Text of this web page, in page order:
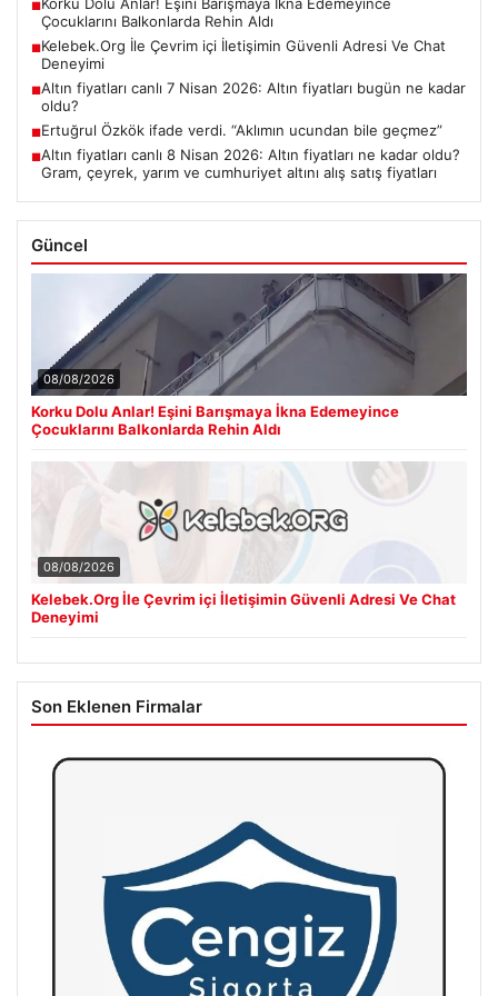
■
Çocuklarını Balkonlarda Rehin Aldı
■Kelebek.Org İle Çevrim içi İletişimin Güvenli Adresi Ve Chat
Deneyimi
■Altın fiyatları canlı 7 Nisan 2026: Altın fiyatları bugün ne kadar
oldu?
■Ertuğrul Özkök ifade verdi. “Aklımın ucundan bile geçmez”
■Altın fiyatları canlı 8 Nisan 2026: Altın fiyatları ne kadar oldu?
Gram, çeyrek, yarım ve cumhuriyet altını alış satış fiyatları
Güncel
08/08/2026
Korku Dolu Anlar! Eşini Barışmaya İkna Edemeyince
Çocuklarını Balkonlarda Rehin Aldı
08/08/2026
Kelebek.Org İle Çevrim içi İletişimin Güvenli Adresi Ve Chat
Deneyimi
Son Eklenen Firmalar